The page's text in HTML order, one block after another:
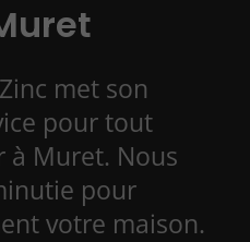
met son
pour tout
à Muret. Nous
pour
votre maison.